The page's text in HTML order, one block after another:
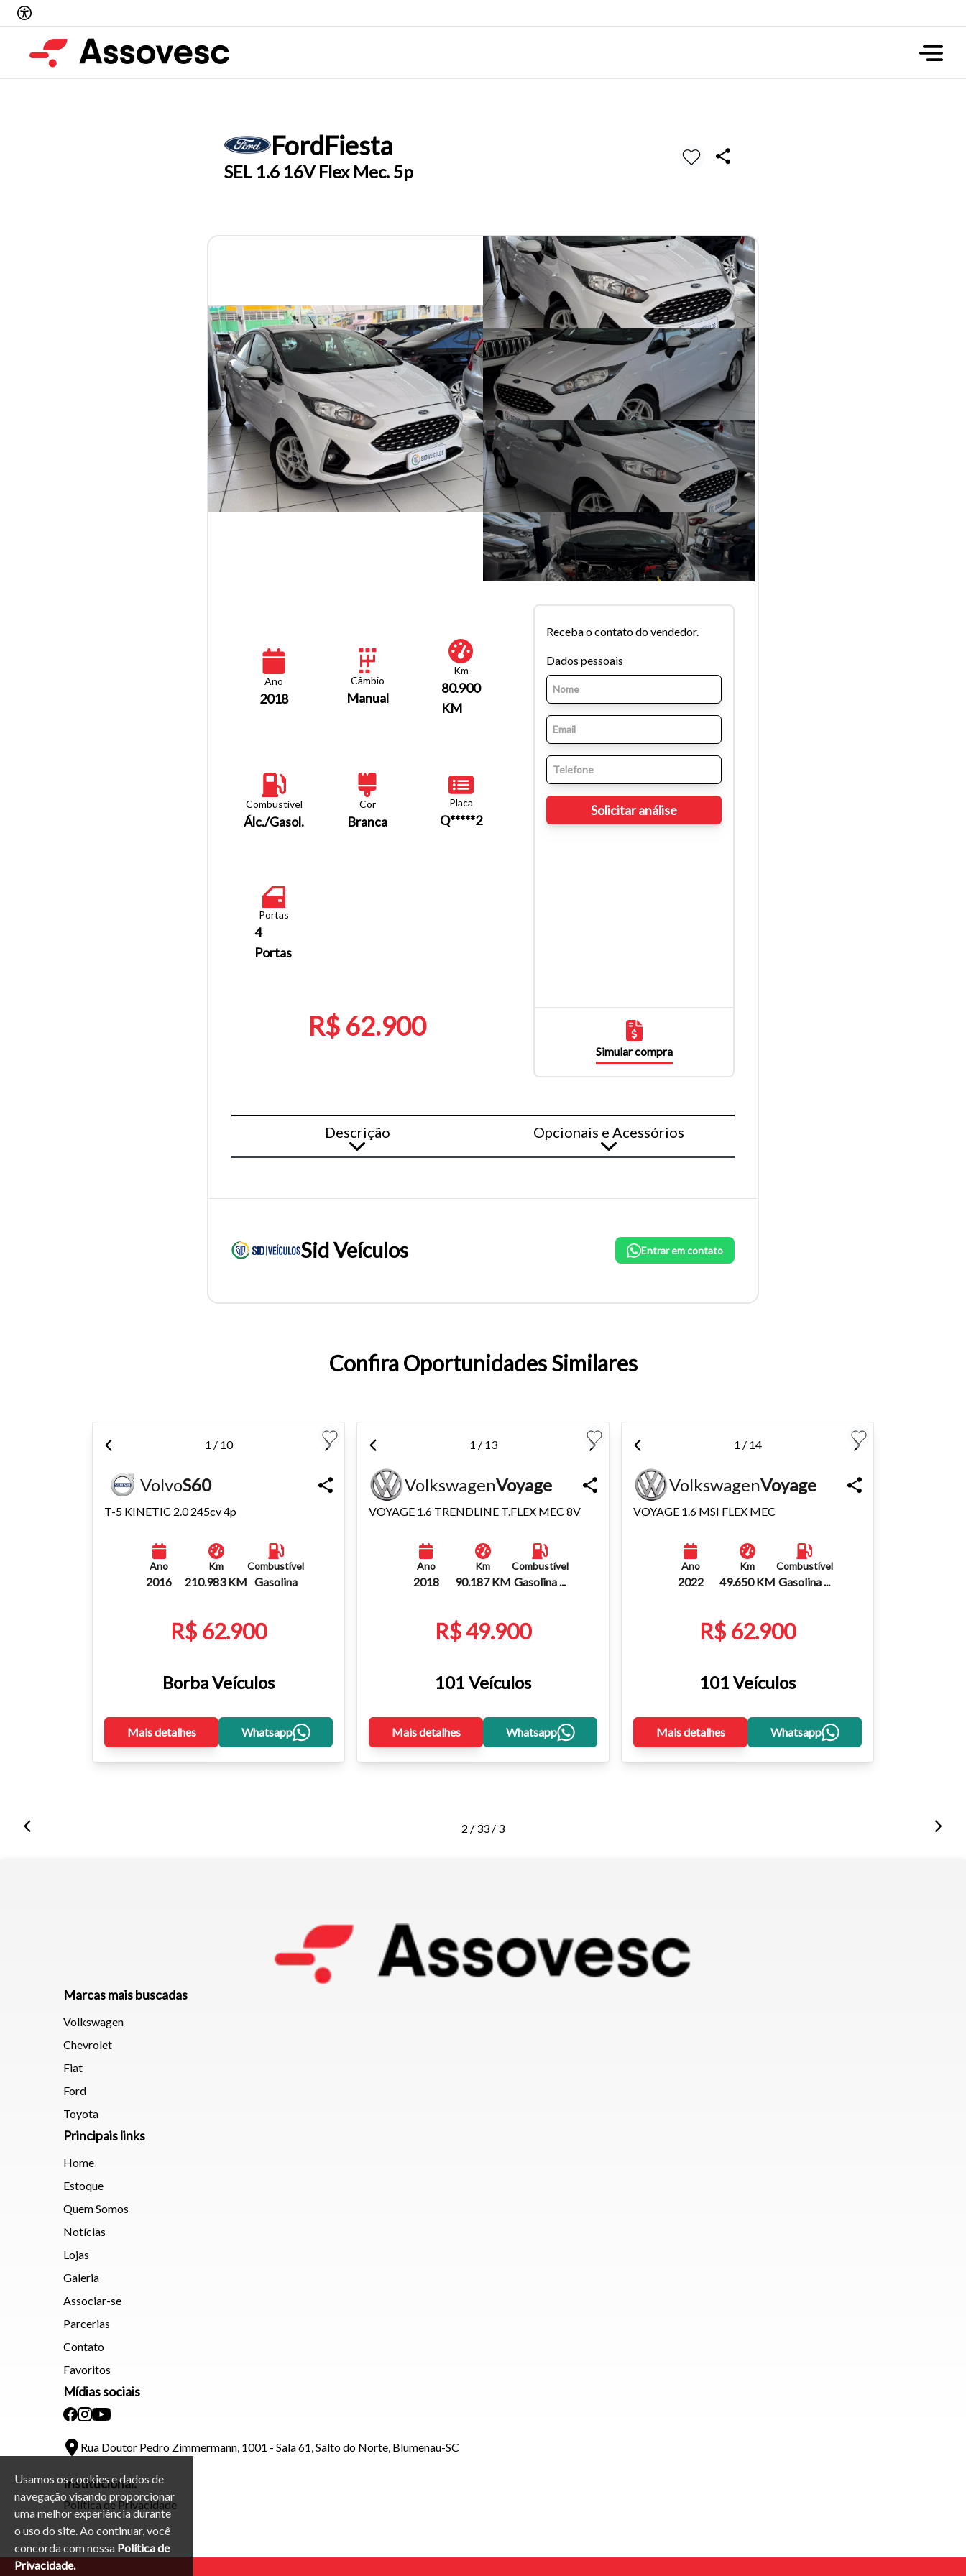
Usamos os cookies e dados de
navegação visando proporcionar
uma melhor experiência durante
o uso do site. Ao continuar, você
concorda com nossa Política de
Privacidade.
FordFiesta
SEL 1.6 16V Flex Mec. 5p
Ano
2018
Câmbio
Manual
Km
80.900
KM
Combustível
Álc./Gasol.
Cor
Branca
Placa
Q*****2
Portas
4
Portas
R$ 62.900
Receba o contato do vendedor.
Dados pessoais
Simular compra
Descrição Opcionais e Acessórios
Sid Veículos Entrar em contato
Confira Oportunidades Similares
1 / 10
VolvoS60
T-5 KINETIC 2.0 245cv 4p
Ano
2016
Km
210.983 KM
Combustível
Gasolina
R$ 62.900
Borba Veículos
Mais detalhes Whatsapp
1 / 13
VolkswagenVoyage
VOYAGE 1.6 TRENDLINE T.FLEX MEC 8V
Ano
2018
Km
90.187 KM
Combustível
Gasolina ...
R$ 49.900
101 Veículos
Mais detalhes Whatsapp
1 / 14
VolkswagenVoyage
VOYAGE 1.6 MSI FLEX MEC
Ano
2022
Km
49.650 KM
Combustível
Gasolina ...
R$ 62.900
101 Veículos
Mais detalhes Whatsapp
2 / 33 / 3
Marcas mais buscadas
Volkswagen
Chevrolet
Fiat
Ford
Toyota
Principais links
Home
Estoque
Quem Somos
Notícias
Lojas
Galeria
Associar-se
Parcerias
Contato
Favoritos
Mídias sociais
Rua Doutor Pedro Zimmermann, 1001 - Sala 61, Salto do Norte, Blumenau-SC
Institucional:
Política de Privacidade